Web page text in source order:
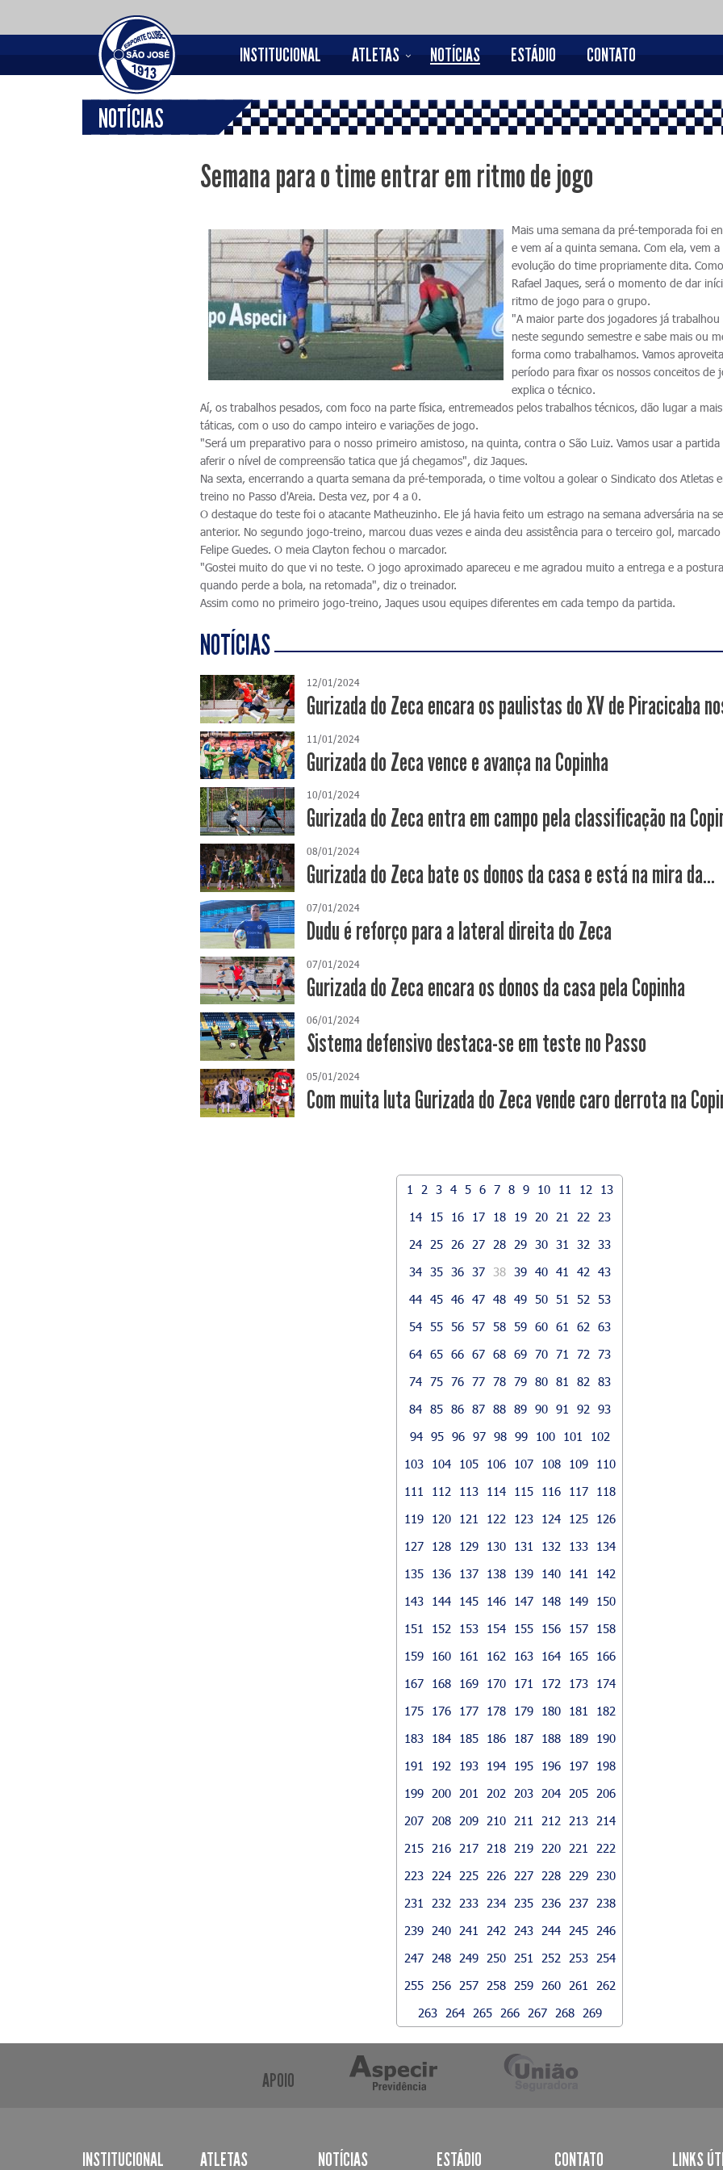
INSTITUCIONAL ATLETAS NOTÍCIAS ESTÁDIO CONTATO
NOTÍCIAS
Semana para o time entrar em ritmo de jogo
Mais uma semana da pré-temporada foi
e vem aí a quinta semana. Com ela, vem a
evolução do time propriamente dita.
Rafael Jaques, será o momento de dar
ritmo de jogo para o grupo.
"A maior parte dos jogadores já trabalhou
neste segundo semestre e sabe mais ou
forma como trabalhamos. Vamos
período para fixar os nossos conceitos de
explica o técnico.
Aí, os trabalhos pesados, com foco na parte física, entremeados pelos trabalhos técnicos, dão lugar a mais
táticas, com o uso do campo inteiro e variações de jogo.
"Será um preparativo para o nosso primeiro amistoso, na quinta, contra o São Luiz. Vamos usar a partida
aferir o nível de compreensão tatica que já chegamos", diz Jaques.
Na sexta, encerrando a quarta semana da pré-temporada, o time voltou a golear o Sindicato dos Atletas
treino no Passo d'Areia. Desta vez, por 4 a 0.
O destaque do teste foi o atacante Matheuzinho. Ele já havia feito um estrago na semana adversária na
anterior. No segundo jogo-treino, marcou duas vezes e ainda deu assistência para o terceiro gol,
Felipe Guedes. O meia Clayton fechou o marcador.
"Gostei muito do que vi no teste. O jogo aproximado apareceu e me agradou muito a entrega e a
quando perde a bola, na retomada", diz o treinador.
Assim como no primeiro jogo-treino, Jaques usou equipes diferentes em cada tempo da partida.
NOTÍCIAS
12/01/2024
Gurizada do Zeca encara os paulistas do XV de Piracicaba
11/01/2024
Gurizada do Zeca vence e avança na Copinha
10/01/2024
Gurizada do Zeca entra em campo pela classificação na
08/01/2024
Gurizada do Zeca bate os donos da casa e está na mira da...
07/01/2024
Dudu é reforço para a lateral direita do Zeca
07/01/2024
Gurizada do Zeca encara os donos da casa pela Copinha
06/01/2024
Sistema defensivo destaca-se em teste no Passo
05/01/2024
Com muita luta Gurizada do Zeca vende caro derrota na
1 2 3 4 5 6 7 8 9 10 11 12
13
14
15 16 17 18 19 20 21 22
23
24
25 26 27 28 29 30 31 32
33
34 35 36 37 38 39 40 41 42
43
44 45 46 47 48 49 50 51 52
53
54 55 56 57 58 59 60 61 62
63
64 65 66 67 68 69 70 71 72
73
74 75 76 77 78 79 80 81 82
83
84 85 86 87 88 89 90 91 92
93
94 95 96 97 98 99 100 101
102
103
104 105 106 107 108 109
110
111
112 113 114 115 116 117
118
119
120 121 122 123 124 125
126
127
128 129 130 131 132 133
134
135
136 137 138 139 140 141
142
143
144 145 146 147 148 149
150
151
152 153 154 155 156 157
158
159
160 161 162 163 164 165
166
167
168 169 170 171 172 173
174
175
176 177 178 179 180 181
182
183
184 185 186 187 188 189
190
191
192 193 194 195 196 197
198
199
200 201 202 203 204 205
206
207
208 209 210 211 212 213
214
215
216 217 218 219 220 221
222
223
224 225 226 227 228 229
230
231
232 233 234 235 236 237
238
239
240 241 242 243 244 245
246
247
248 249 250 251 252 253
254
255
256 257 258 259 260 261
262
263
264 265 266 267 268 269
APOIO
INSTITUCIONAL ATLETAS NOTÍCIAS ESTÁDIO CONTATO LINKS